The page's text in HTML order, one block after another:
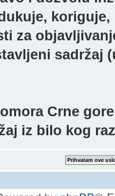
za
sadržaj
Crne
iz bilo kog